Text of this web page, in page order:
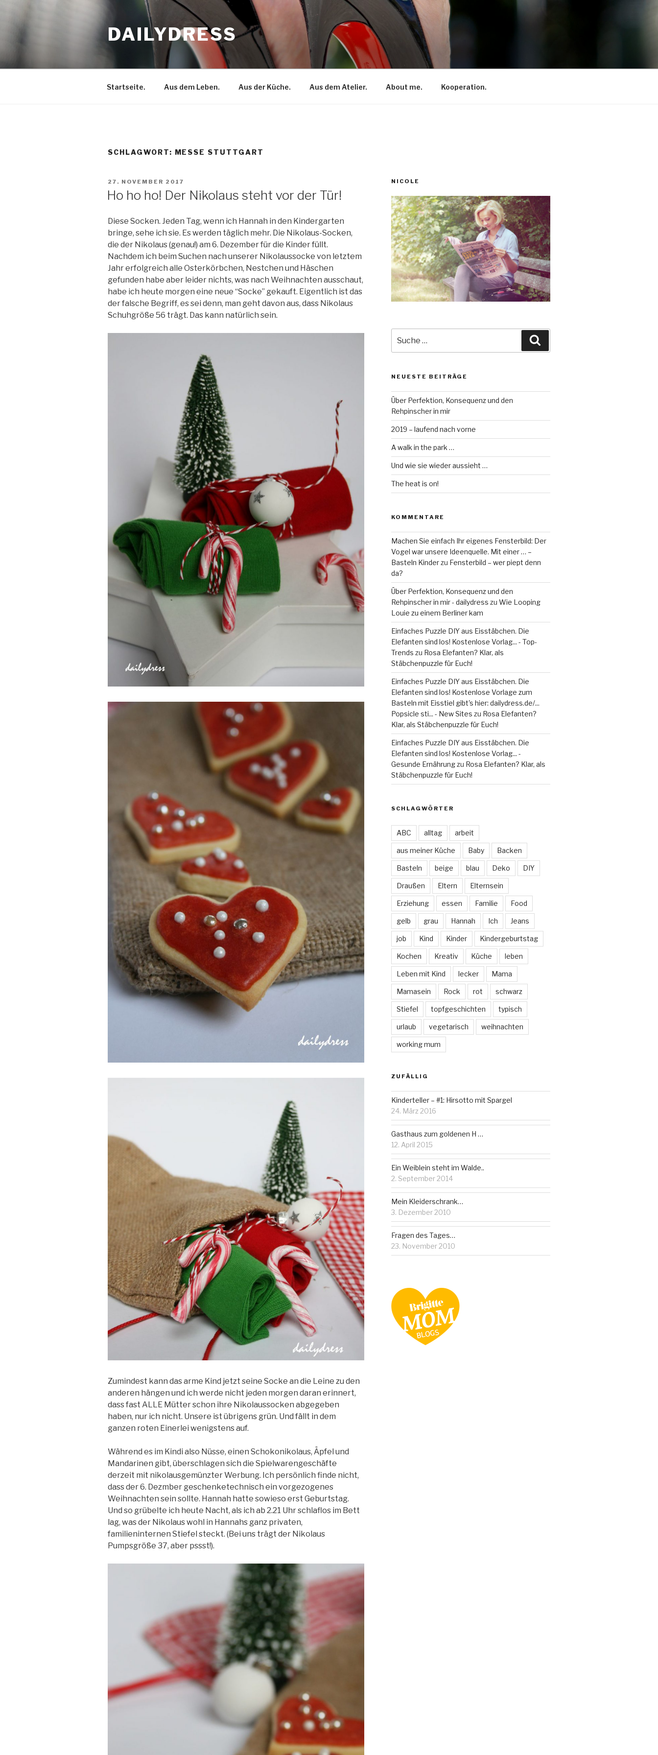
springen
DAILYDRESS
Startseite. Aus dem Leben. Aus der Küche. Aus dem Atelier. About me. Kooperation.
SCHLAGWORT: MESSE STUTTGART
VERÖFFENTLICHT
27. NOVEMBER 2017
Ho ho ho! Der Nikolaus steht vor der Tür!
Diese Socken. Jeden Tag, wenn ich Hannah in den Kindergarten
bringe, sehe ich sie. Es werden täglich mehr. Die Nikolaus-Socken,
die der Nikolaus (genau!) am 6. Dezember für die Kinder füllt.
Nachdem ich beim Suchen nach unserer Nikolaussocke von letztem
Jahr erfolgreich alle Osterkörbchen, Nestchen und Häschen
gefunden habe aber leider nichts, was nach Weihnachten ausschaut,
habe ich heute morgen eine neue “Socke” gekauft. Eigentlich ist das
der falsche Begriff, es sei denn, man geht davon aus, dass Nikolaus
Schuhgröße 56 trägt. Das kann natürlich sein.
Zumindest kann das arme Kind jetzt seine Socke an die Leine zu den
anderen hängen und ich werde nicht jeden morgen daran erinnert,
dass fast ALLE Mütter schon ihre Nikolaussocken abgegeben
haben, nur ich nicht. Unsere ist übrigens grün. Und fällt in dem
ganzen roten Einerlei wenigstens auf.
Während es im Kindi also Nüsse, einen Schokonikolaus, Äpfel und
Mandarinen gibt, überschlagen sich die Spielwarengeschäfte
derzeit mit nikolausgemünzter Werbung. Ich persönlich finde nicht,
dass der 6. Dezmber geschenketechnisch ein vorgezogenes
Weihnachten sein sollte. Hannah hatte sowieso erst Geburtstag.
Und so grübelte ich heute Nacht, als ich ab 2.21 Uhr schlaflos im Bett
lag, was der Nikolaus wohl in Hannahs ganz privaten,
familieninternen Stiefel steckt. (Bei uns trägt der Nikolaus
Pumpsgröße 37, aber pssst!).
NICOLE
nach:
NEUESTE BEITRÄGE
Über Perfektion, Konsequenz und den
Rehpinscher in mir
2019 – laufend nach vorne
A walk in the park …
Und wie sie wieder aussieht …
The heat is on!
KOMMENTARE
Machen Sie einfach Ihr eigenes Fensterbild: Der
Vogel war unsere Ideenquelle. Mit einer … –
Basteln Kinderzu Fensterbild – wer piept denn
da?
Über Perfektion, Konsequenz und den
Rehpinscher in mir - dailydress zu Wie Looping
Louie zu einem Berliner kam
Einfaches Puzzle DIY aus Eisstäbchen. Die
Elefanten sind los! Kostenlose Vorlag... - Top-
Trends zu Rosa Elefanten? Klar, als
Stäbchenpuzzle für Euch!
Einfaches Puzzle DIY aus Eisstäbchen. Die
Elefanten sind los! Kostenlose Vorlage zum
Basteln mit Eisstiel gibt's hier: dailydress.de/...
Popsicle sti... - New Sites zu Rosa Elefanten?
Klar, als Stäbchenpuzzle für Euch!
Einfaches Puzzle DIY aus Eisstäbchen. Die
Elefanten sind los! Kostenlose Vorlag... -
Gesunde Ernährungzu Rosa Elefanten? Klar, als
Stäbchenpuzzle für Euch!
SCHLAGWÖRTER
ABC alltag arbeit
aus meiner Küche Baby Backen
Basteln beige blau Deko DIY
Draußen Eltern Elternsein
Erziehung essen Familie Food
gelb grau Hannah Ich Jeans
job Kind Kinder Kindergeburtstag
Kochen Kreativ Küche leben
Leben mit Kind lecker Mama
Mamasein Rock rot schwarz
Stiefel topfgeschichten typisch
urlaub vegetarisch weihnachten
working mum
ZUFÄLLIG
Kinderteller – #1: Hirsotto mit Spargel
24. März 2016
Gasthaus zum goldenen H …
12. April 2015
Ein Weiblein steht im Walde..
2. September 2014
Mein Kleiderschrank…
3. Dezember 2010
Fragen des Tages…
23. November 2010